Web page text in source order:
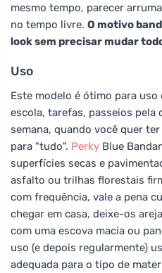
mesmo tempo, parecer
no tempo livre. O motivo
look sem precisar mudar
Uso
Este modelo é ótimo para
escola, tarefas, passeios pela
semana, quando você quer
para "tudo". Perky Blue
superfícies secas e
asfalto ou trilhas florestais
com frequência, vale a pena
chegar em casa, deixe-os
com uma escova macia ou
uso (e depois regularmente)
adequada para o tipo de